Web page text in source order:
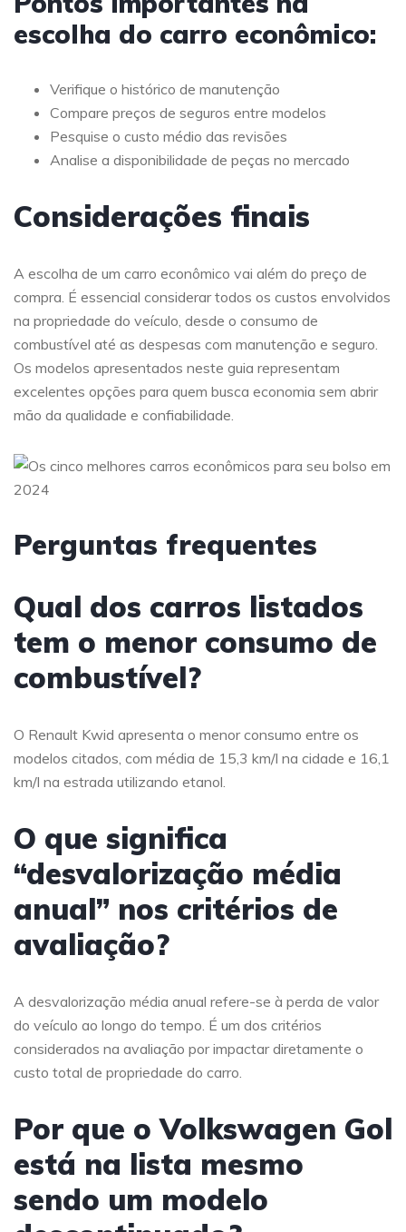
escolha do carro econômico:
Verifique o histórico de manutenção
Compare preços de seguros entre modelos
Pesquise o custo médio das revisões
Analise a disponibilidade de peças no mercado
Considerações finais
A escolha de um carro econômico vai além do preço de
compra. É essencial considerar todos os custos envolvidos
na propriedade do veículo, desde o consumo de
combustível até as despesas com manutenção e seguro.
Os modelos apresentados neste guia representam
excelentes opções para quem busca economia sem abrir
mão da qualidade e confiabilidade.
Perguntas frequentes
Qual dos carros listados
tem o menor consumo de
combustível?
O Renault Kwid apresenta o menor consumo entre os
modelos citados, com média de 15,3 km/l na cidade e 16,1
km/l na estrada utilizando etanol.
O que significa
“desvalorização média
anual” nos critérios de
avaliação?
A desvalorização média anual refere-se à perda de valor
do veículo ao longo do tempo. É um dos critérios
considerados na avaliação por impactar diretamente o
custo total de propriedade do carro.
Por que o Volkswagen Gol
está na lista mesmo
sendo um modelo